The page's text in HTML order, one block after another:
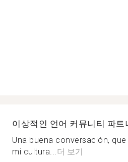
이상적인 언어 커뮤니티 파트
Una buena conversación,
mi cultura...더 보기